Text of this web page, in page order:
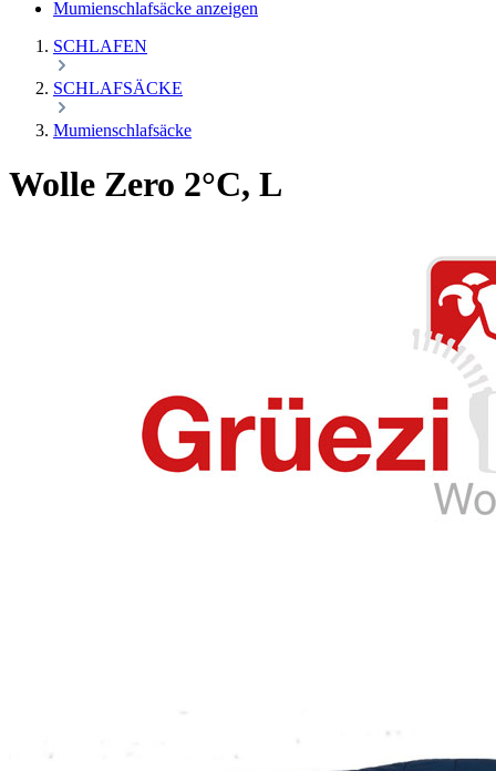
Mumienschlafsäcke anzeigen
SCHLAFEN
SCHLAFSÄCKE
Mumienschlafsäcke
Wolle Zero 2°C, L